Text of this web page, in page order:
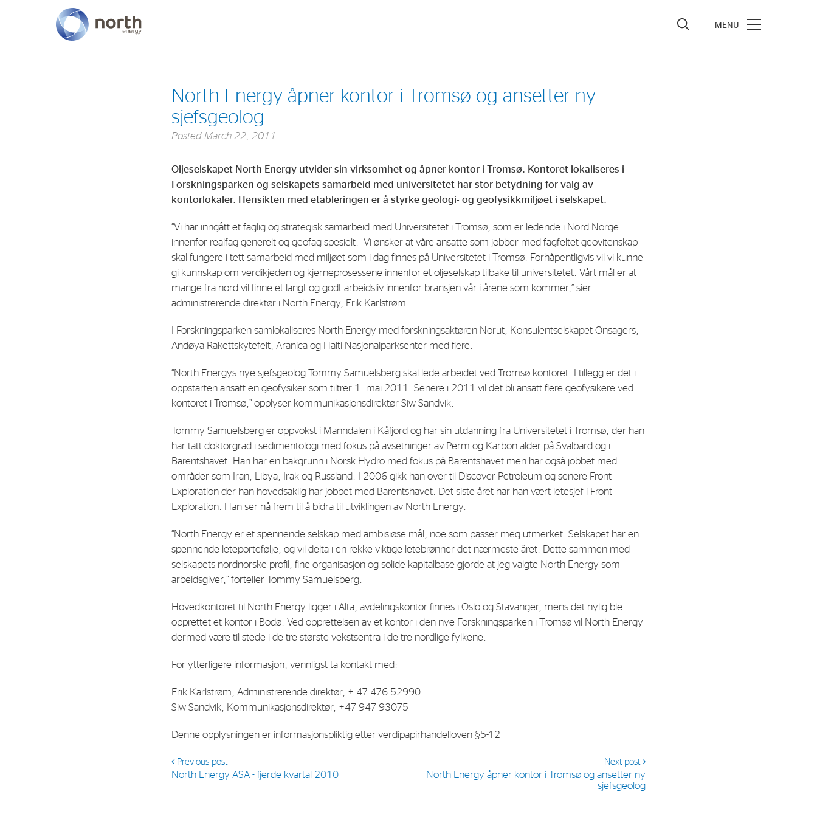
North Energy åpner kontor i Tromsø og ansetter ny
sjefsgeolog
Posted March 22, 2011
Oljeselskapet North Energy utvider sin virksomhet og åpner kontor i Tromsø. Kontoret lokaliseres i
Forskningsparken og selskapets samarbeid med universitetet har stor betydning for valg av
kontorlokaler. Hensikten med etableringen er å styrke geologi- og geofysikkmiljøet i selskapet.
“Vi har inngått et faglig og strategisk samarbeid med Universitetet i Tromsø, som er ledende i Nord-Norge
innenfor realfag generelt og geofag spesielt. Vi ønsker at våre ansatte som jobber med fagfeltet geovitenskap
skal fungere i tett samarbeid med miljøet som i dag finnes på Universitetet i Tromsø. Forhåpentligvis vil vi kunne
gi kunnskap om verdikjeden og kjerneprosessene innenfor et oljeselskap tilbake til universitetet. Vårt mål er at
mange fra nord vil finne et langt og godt arbeidsliv innenfor bransjen vår i årene som kommer,” sier
administrerende direktør i North Energy, Erik Karlstrøm.
I Forskningsparken samlokaliseres North Energy med forskningsaktøren Norut, Konsulentselskapet Onsagers,
Andøya Rakettskytefelt, Aranica og Halti Nasjonalparksenter med flere.
“North Energys nye sjefsgeolog Tommy Samuelsberg skal lede arbeidet ved Tromsø-kontoret. I tillegg er det i
oppstarten ansatt en geofysiker som tiltrer 1. mai 2011. Senere i 2011 vil det bli ansatt flere geofysikere ved
kontoret i Tromsø,” opplyser kommunikasjonsdirektør Siw Sandvik.
Tommy Samuelsberg er oppvokst i Manndalen i Kåfjord og har sin utdanning fra Universitetet i Tromsø, der han
har tatt doktorgrad i sedimentologi med fokus på avsetninger av Perm og Karbon alder på Svalbard og i
Barentshavet. Han har en bakgrunn i Norsk Hydro med fokus på Barentshavet men har også jobbet med
områder som Iran, Libya, Irak og Russland. I 2006 gikk han over til Discover Petroleum og senere Front
Exploration der han hovedsaklig har jobbet med Barentshavet. Det siste året har han vært letesjef i Front
Exploration. Han ser nå frem til å bidra til utviklingen av North Energy.
“North Energy er et spennende selskap med ambisiøse mål, noe som passer meg utmerket. Selskapet har en
spennende leteportefølje, og vil delta i en rekke viktige letebrønner det nærmeste året. Dette sammen med
selskapets nordnorske profil, fine organisasjon og solide kapitalbase gjorde at jeg valgte North Energy som
arbeidsgiver,” forteller Tommy Samuelsberg.
Hovedkontoret til North Energy ligger i Alta, avdelingskontor finnes i Oslo og Stavanger, mens det nylig ble
opprettet et kontor i Bodø. Ved opprettelsen av et kontor i den nye Forskningsparken i Tromsø vil North Energy
dermed være til stede i de tre største vekstsentra i de tre nordlige fylkene.
For ytterligere informasjon, vennligst ta kontakt med:
Erik Karlstrøm, Administrerende direktør, + 47 476 52990
Siw Sandvik, Kommunikasjonsdirektør, +47 947 93075
Denne opplysningen er informasjonspliktig etter verdipapirhandelloven §5-12
Previous post
North Energy ASA - fjerde kvartal 2010
Next post
North Energy åpner kontor i Tromsø og ansetter ny
sjefsgeolog
Industrial Holdings Share Performance
Share Information
Corporate Governance
Address: Tjuvholmen Allé 19,
E-mail:post@northenergy.no